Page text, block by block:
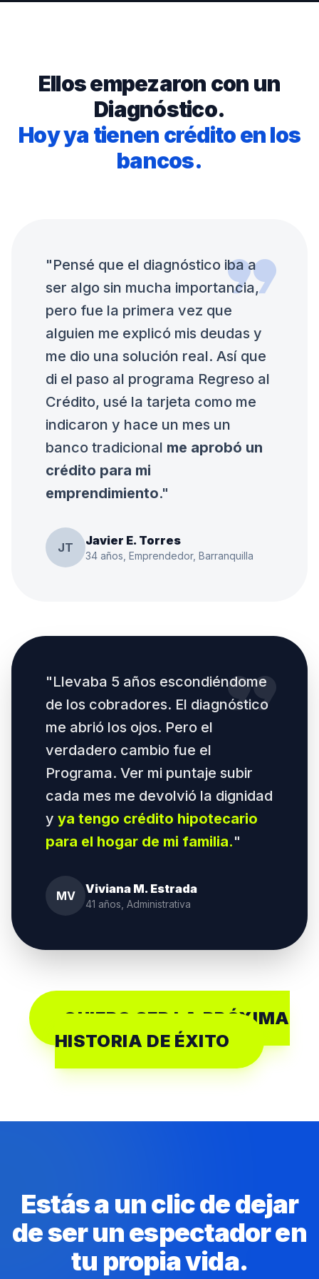
Ellos empezaron con un
Diagnóstico.
Hoy ya tienen crédito en los
bancos.
format_quote
"Pensé que el diagnóstico iba a
ser algo sin mucha importancia,
pero fue la primera vez que
alguien me explicó mis deudas y
me dio una solución real. Así que
di el paso al programa Regreso al
Crédito, usé la tarjeta como me
indicaron y hace un mes un
banco tradicional me aprobó un
crédito para mi
emprendimiento."
JT Javier E. Torres
34 años, Emprendedor, Barranquilla
format_quote
"Llevaba 5 años escondiéndome
de los cobradores. El diagnóstico
me abrió los ojos. Pero el
verdadero cambio fue el
Programa. Ver mi puntaje subir
cada mes me devolvió la dignidad
y ya tengo crédito hipotecario
para el hogar de mi familia."
MV Viviana M. Estrada
41 años, Administrativa
QUIERO SER LA PRÓXIMA
HISTORIA DE ÉXITO
Estás a un clic de dejar
de ser un espectador en
tu propia vida.